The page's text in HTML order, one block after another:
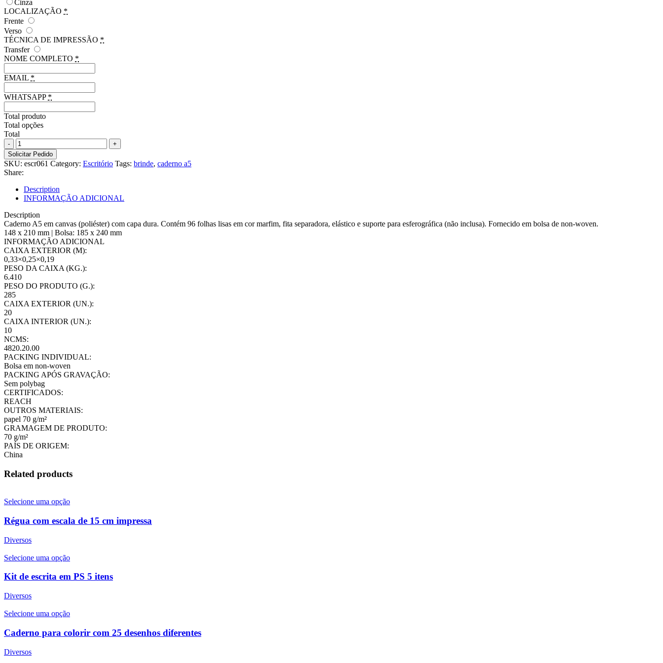
Cinza
LOCALIZAÇÃO *
Frente
Verso
TÉCNICA DE IMPRESSÃO *
Transfer
NOME COMPLETO *
EMAIL *
WHATSAPP *
Total produto
Total opções
Total
Caderno
A5
em
canvas
(poliéster)
quantity
Solicitar Pedido
SKU: escr061 Category: Escritório Tags: brinde, caderno a5
Share:
Description
INFORMAÇÃO ADICIONAL
Description
Caderno A5 em canvas (poliéster) com capa dura. Contém 96 folhas lisas em cor marfim, fita separadora, elástico e suporte para esferográfica (não inclusa). Fornecido em bolsa de non-woven.
148 x 210 mm | Bolsa: 185 x 240 mm
INFORMAÇÃO ADICIONAL
CAIXA EXTERIOR (M):
0,33×0,25×0,19
PESO DA CAIXA (KG.):
6.410
PESO DO PRODUTO (G.):
285
CAIXA EXTERIOR (UN.):
20
CAIXA INTERIOR (UN.):
10
NCMS:
4820.20.00
PACKING INDIVIDUAL:
Bolsa em non-woven
PACKING APÓS GRAVAÇÃO:
Sem polybag
CERTIFICADOS:
REACH
OUTROS MATERIAIS:
papel 70 g/m²
GRAMAGEM DE PRODUTO:
70 g/m²
PAÍS DE ORIGEM:
China
Related products
Selecione uma opção
Régua com escala de 15 cm impressa
Diversos
Selecione uma opção
Kit de escrita em PS 5 itens
Diversos
Selecione uma opção
Caderno para colorir com 25 desenhos diferentes
Diversos